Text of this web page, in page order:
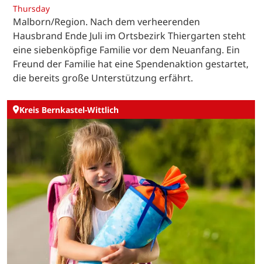
Thursday
Malborn/Region. Nach dem verheerenden
Hausbrand Ende Juli im Ortsbezirk Thiergarten steht
eine siebenköpfige Familie vor dem Neuanfang. Ein
Freund der Familie hat eine Spendenaktion gestartet,
die bereits große Unterstützung erfährt.
Kreis Bernkastel-Wittlich